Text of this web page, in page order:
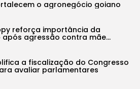
o agronegócio goiano
reforça importância da
agressão contra mãe...
a fiscalização do Congresso
avaliar parlamentares